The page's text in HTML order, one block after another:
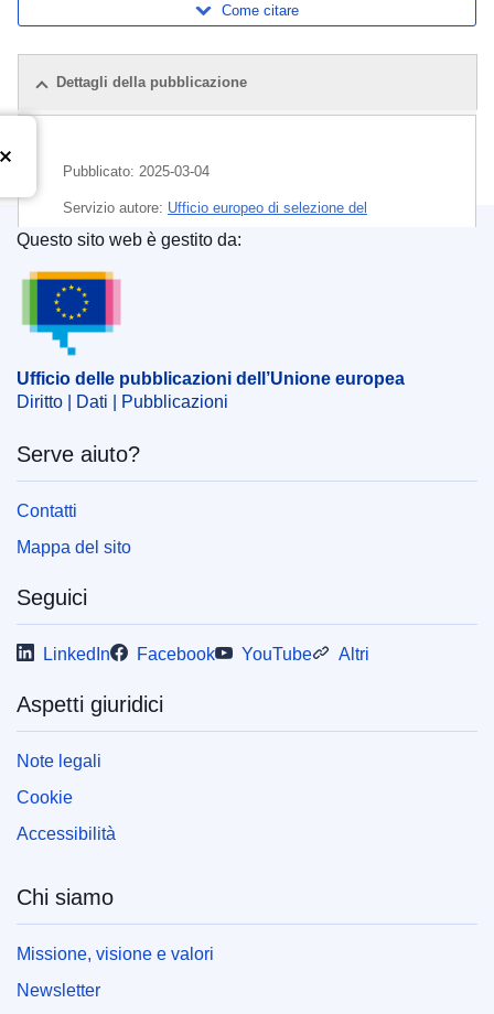
Come citare
Dettagli della pubblicazione
Pubblicato: 2025-03-04
Servizio autore: Ufficio europeo di selezione del
personale(Commissione europea
Argomento:
,
professione dell'informazione
CELEX : C/2025/01273
ELI :C/2025/1273/oj
IMMC : PUB(2025)196/3946388
Ufficio delle pubblicazioni dell’Unione europea
Questo sito web è gestito da:
Ufficio delle pubblicazioni dell’Unione europea
Diritto | Dati | Pubblicazioni
Serve aiuto?
Contatti
Mappa del sito
Seguici
LinkedIn Facebook YouTube Altri
Aspetti giuridici
Note legali
Cookie
Accessibilità
Chi siamo
Missione, visione e valori
Newsletter